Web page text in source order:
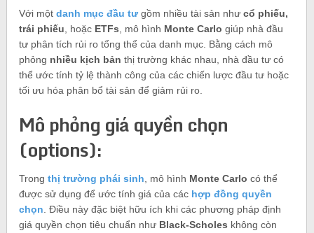
Với mộtdanh mục đầu tưgồm nhiều tài sản nhưcổ phiếu,
trái phiếu , hoặc ETFs , mô hình Monte Carlo giúp nhà đầu
tư phân tích rủi ro tổng thể của danh mục. Bằng cách mô
phỏng nhiều kịch bản thị trường khác nhau, nhà đầu tư có
thể ước tính tỷ lệ thành công của các chiến lược đầu tư hoặc
tối ưu hóa phân bổ tài sản để giảm rủi ro.
Mô phỏng giá quyền chọn
(options):
Trongthị trường phái sinh , mô hình Monte Carlo có thể
được sử dụng để ước tính giá của các hợp đồng quyền
chọn . Điều này đặc biệt hữu ích khi các phương pháp định
giá quyền chọn tiêu chuẩn như Black-Scholes không còn